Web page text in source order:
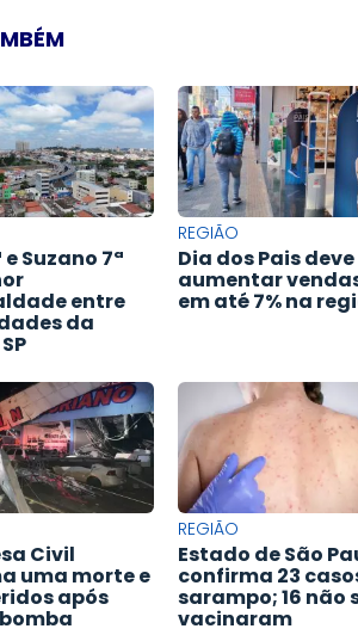
e Suzano 7ª
entre
da
REGIÃO
Dia dos Pais deve
aumentar
em até 7% na
Civil
uma morte e
após
REGIÃO
Estado de São
confirma 23
sarampo; 16 não
vacinaram